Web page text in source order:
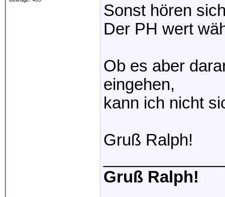
Sonst hören
Der PH wert
Ob es aber
eingehen,
kann ich nicht
Gruß Ralph!
Gruß Ralph!